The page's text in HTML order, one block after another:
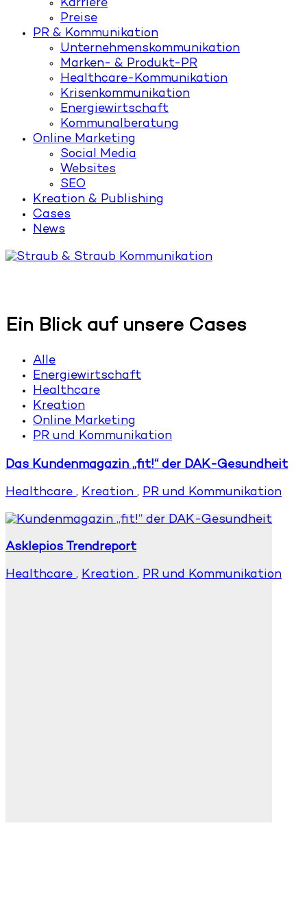
Karriere
Preise
PR & Kommunikation
Unternehmenskommunikation
Marken- & Produkt-PR
Healthcare-Kommunikation
Krisenkommunikation
Energiewirtschaft
Kommunalberatung
Online Marketing
Social Media
Websites
SEO
Kreation & Publishing
Cases
News
Ein Blick auf unsere Cases
Alle
Energiewirtschaft
Healthcare
Kreation
Online Marketing
PR und Kommunikation
Das Kundenmagazin „fit!“ der DAK-Gesundheit
Healthcare , Kreation , PR und Kommunikation
Asklepios Trendreport
Healthcare , Kreation , PR und Kommunikation